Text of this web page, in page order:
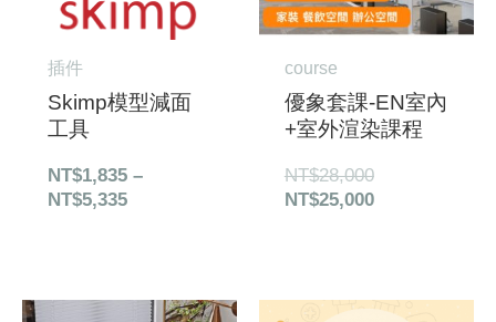
插件
Skimp模型減面
工具
NT$1,835 –
NT$5,335
course
優象套課-EN室內
+室外渲染課程
NT$28,000
NT$25,000
原
目
價